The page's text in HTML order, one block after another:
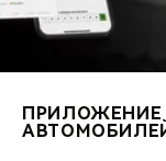
ВИДЕООБЗОРЫ
АВТОМОБИЛЕЙ